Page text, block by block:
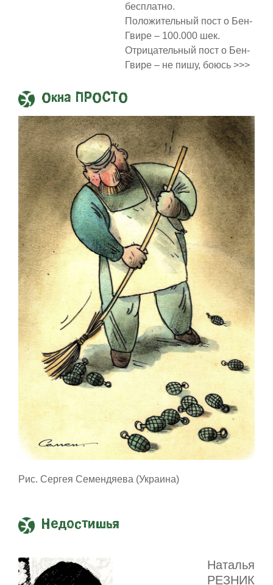
бесплатно.
Положительный пост о Бен-
Гвире – 100.000 шек.
Отрицательный пост о Бен-
Гвире – не пишу, боюсь >>>
Окна ПРОСТО
Рис. Сергея Семендяева (Украина)
Недостишья
Наталья
РЕЗНИК